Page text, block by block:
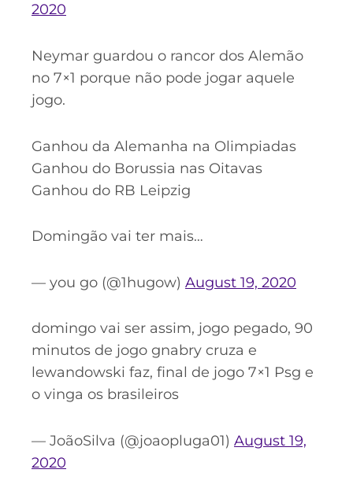
2020
Neymar guardou o rancor dos Alemão
no 7×1 porque não pode jogar aquele
jogo.
Ganhou da Alemanha na Olimpiadas
Ganhou do Borussia nas Oitavas
Ganhou do RB Leipzig
Domingão vai ter mais…
— you go (@1hugow) August 19, 2020
domingo vai ser assim, jogo pegado, 90
minutos de jogo gnabry cruza e
lewandowski faz, final de jogo 7×1 Psg e
o vinga os brasileiros
— JoãoSilva (@joaopluga01) August 19,
2020